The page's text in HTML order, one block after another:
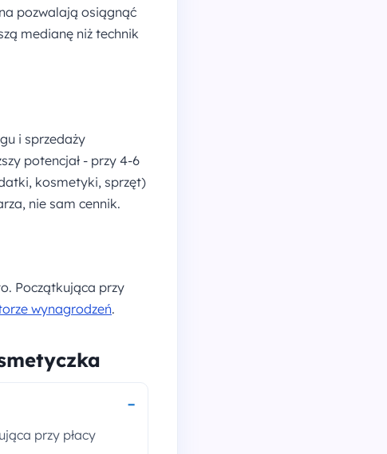
pozwalają osiągnąć
medianę niż technik
i sprzedaży
potencjał - przy 4-6
kosmetyki, sprzęt)
nie sam cennik.
Początkująca przy
wynagrodzeń.
przy płacy